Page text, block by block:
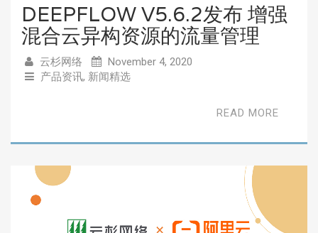
DEEPFLOW V5.6.2发布 增强
混合云异构资源的流量管理
云杉网络
November 4, 2020
产品资讯, 新闻精选
READ MORE